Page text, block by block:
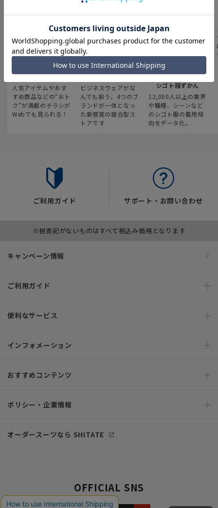
最新のお買い得情報
人気アイテムやおす
すめ商品などの“おト
ク“が満載のチラシが
Webでも見られる！
スーツスクエア
ビジネスウェアがな
んでも揃う、4つのブ
ランドが一体となっ
た新感覚の複合型ス
トアです
みんなの
シゴト服ずかん
12,000人以上の業界
や職種、シーンなど
のシゴト服の着用傾
向をデータ化。
ご利用ガイド サポート・お問い合わせ
※税表記がないものはすべて税込み価格となります
キャンペーン情報
ご利用ガイド
便利なサービス
インフォメーション
おすすめコンテンツ
ポリシー・企業情報
オーダースーツなら SHITATE
OFFICIAL SNS